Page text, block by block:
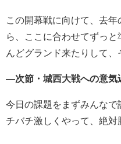
この開幕戦に向けて、去
ら、ここに合わせてずっ
んどグランド来たりして、
―次節・城西大戦への意気
今日の課題をまずみんな
チバチ激しくやって、絶対